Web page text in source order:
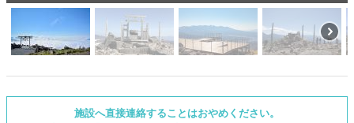
施設へ直接連絡することはおやめください。